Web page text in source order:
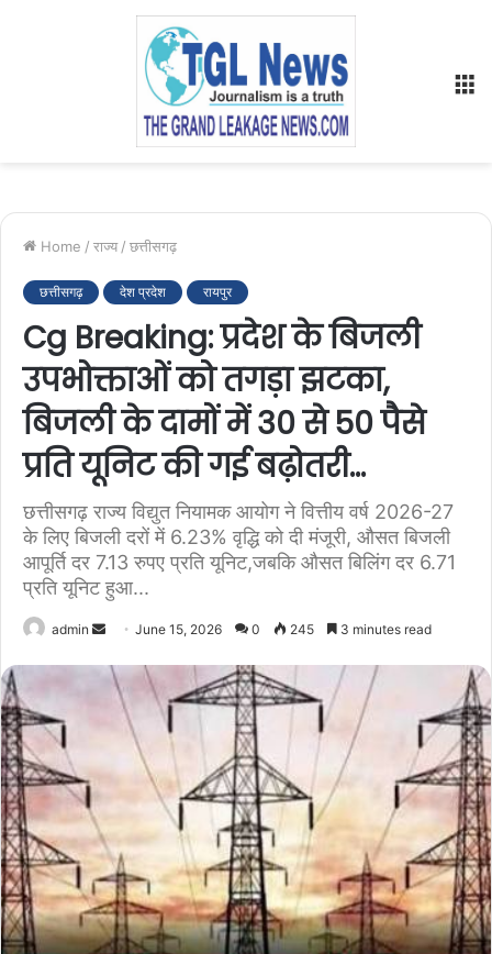
Home / राज्य / छत्तीसगढ़
छत्तीसगढ़ देश प्रदेश रायपुर
Cg Breaking: प्रदेश के बिजली
उपभोक्ताओं को तगड़ा झटका,
बिजली के दामों में 30 से 50 पैसे
प्रति यूनिट की गई बढ़ोतरी…
छत्तीसगढ़ राज्य विद्युत नियामक आयोग ने वित्तीय वर्ष 2026-27
के लिए बिजली दरों में 6.23% वृद्धि को दी मंजूरी, औसत बिजली
आपूर्ति दर 7.13 रुपए प्रति यूनिट,जबकि औसत बिलिंग दर 6.71
प्रति यूनिट हुआ...
admin
Send
email
June 15, 2026 0 245 3 minutes read